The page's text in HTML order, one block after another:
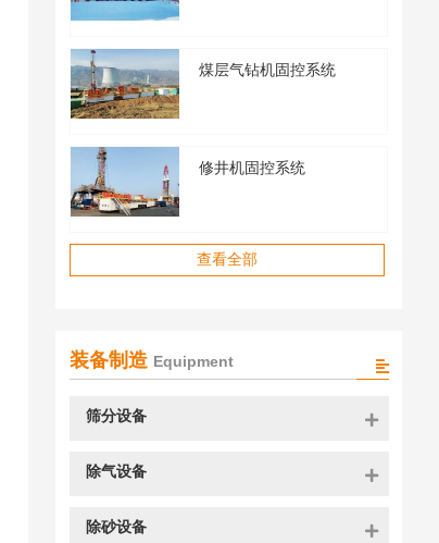
水基/油基2种泥浆不落地
有效对钻井岩屑水基泥浆和油
煤层气钻机固控系统
修井机固控系统
查看全部
装备制造 Equipment
筛分设备
除气设备
除砂设备